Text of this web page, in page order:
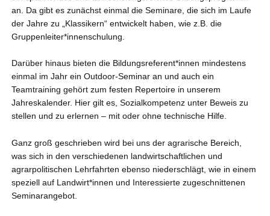
an. Da gibt es zunächst einmal die Seminare, die sich im Laufe
der Jahre zu „Klassikern“ entwickelt haben, wie z.B. die
Gruppenleiter*innenschulung.
Darüber hinaus bieten die Bildungsreferent*innen mindestens
einmal im Jahr ein Outdoor-Seminar an und auch ein
Teamtraining gehört zum festen Repertoire in unserem
Jahreskalender. Hier gilt es, Sozialkompetenz unter Beweis zu
stellen und zu erlernen – mit oder ohne technische Hilfe.
Ganz groß geschrieben wird bei uns der agrarische Bereich,
was sich in den verschiedenen landwirtschaftlichen und
agrarpolitischen Lehrfahrten ebenso niederschlägt, wie in einem
speziell auf Landwirt*innen und Interessierte zugeschnittenen
Seminarangebot.